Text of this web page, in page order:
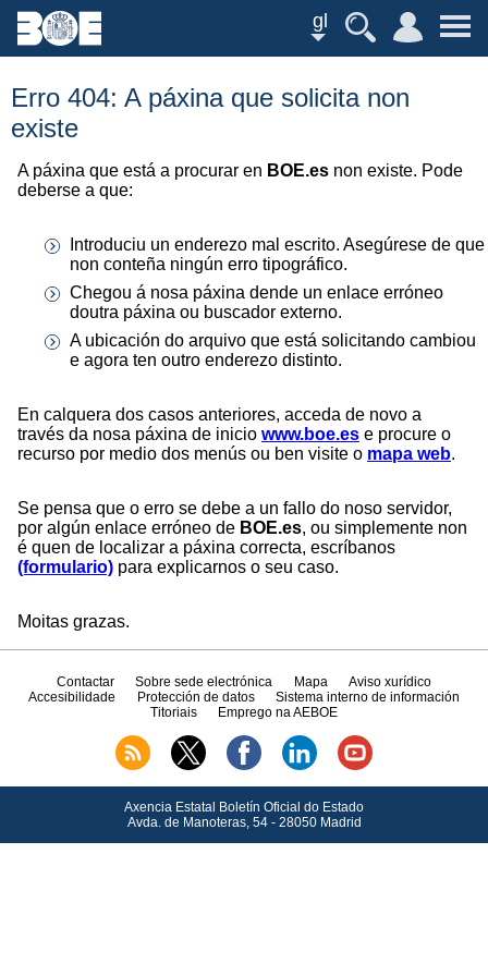
gl
Erro 404: A páxina que solicita non
existe
A páxina que está a procurar en BOE.es non existe. Pode
deberse a que:
Introduciu un enderezo mal escrito. Asegúrese de que
non conteña ningún erro tipográfico.
Chegou á nosa páxina dende un enlace erróneo
doutra páxina ou buscador externo.
A ubicación do arquivo que está solicitando cambiou
e agora ten outro enderezo distinto.
En calquera dos casos anteriores, acceda de novo a
través da nosa páxina de inicio www.boe.es e procure o
recurso por medio dos menús ou ben visite o mapa web.
Se pensa que o erro se debe a un fallo do noso servidor,
por algún enlace erróneo de BOE.es, ou simplemente non
é quen de localizar a páxina correcta, escríbanos
(formulario) para explicarnos o seu caso.
Moitas grazas.
Contactar Sobre sede electrónica Mapa
Aviso xurídico
Accesibilidade
Protección de datos
Sistema interno de información
Titoriais
Emprego na AEBOE
Axencia Estatal Boletín Oficial do Estado
Avda.de Manoteras, 54 - 28050 Madrid